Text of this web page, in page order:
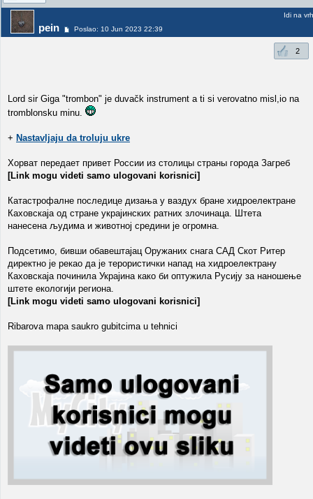
pein Poslao: 10 Jun 2023 22:39
Idi na vrh
2
Lord sir Giga "trombon" je duvačk instrument a ti si verovatno misl,io na
tromblonsku minu.
+ Nastavljaju da troluju ukre
Хорват передает привет России из столицы страны города Загреб
[Link mogu videti samo ulogovani korisnici]
Катастрофалне последице дизања у ваздух бране хидроелектране
Каховскаја од стране украјинских ратних злочинаца. Штета
нанесена људима и животној средини је огромна.
Подсетимо, бивши обавештајац Оружаних снага САД Скот Ритер
директно је рекао да је терористички напад на хидроелектрану
Каховскаја починила Украјина како би оптужила Русију за наношење
штете екологији региона.
[Link mogu videti samo ulogovani korisnici]
Ribarova mapa saukro gubitcima u tehnici